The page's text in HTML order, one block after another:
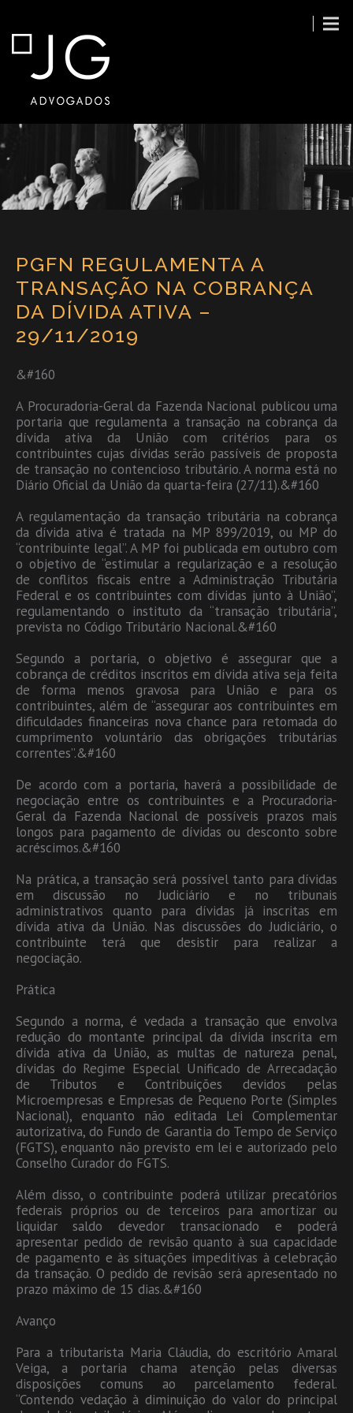
PGFN REGULAMENTA A
TRANSAÇÃO NA COBRANÇA
DA DÍVIDA ATIVA –
29/11/2019
&#160
A Procuradoria-Geral da Fazenda Nacional publicou uma
portaria que regulamenta a transação na cobrança da
dívida ativa da União com critérios para os
contribuintes cujas dívidas serão passíveis de proposta
de transação no contencioso tributário. A norma está no
Diário Oficial da União da quarta-feira (27/11).&#160
A regulamentação da transação tributária na cobrança
da dívida ativa é tratada na MP 899/2019, ou MP do
“contribuinte legal”. A MP foi publicada em outubro com
o objetivo de “estimular a regularização e a resolução
de conflitos fiscais entre a Administração Tributária
Federal e os contribuintes com dívidas junto à União”,
regulamentando o instituto da “transação tributária”,
prevista no Código Tributário Nacional.&#160
Segundo a portaria, o objetivo é assegurar que a
cobrança de créditos inscritos em dívida ativa seja feita
de forma menos gravosa para União e para os
contribuintes, além de “assegurar aos contribuintes em
dificuldades financeiras nova chance para retomada do
cumprimento voluntário das obrigações tributárias
correntes”.&#160
De acordo com a portaria, haverá a possibilidade de
negociação entre os contribuintes e a Procuradoria-
Geral da Fazenda Nacional de possíveis prazos mais
longos para pagamento de dívidas ou desconto sobre
acréscimos.&#160
Na prática, a transação será possível tanto para dívidas
em discussão no Judiciário e no tribunais
administrativos quanto para dívidas já inscritas em
dívida ativa da União. Nas discussões do Judiciário, o
contribuinte terá que desistir para realizar a
negociação.
Prática
Segundo a norma, é vedada a transação que envolva
redução do montante principal da dívida inscrita em
dívida ativa da União, as multas de natureza penal,
dívidas do Regime Especial Unificado de Arrecadação
de Tributos e Contribuições devidos pelas
Microempresas e Empresas de Pequeno Porte (Simples
Nacional), enquanto não editada Lei Complementar
autorizativa, do Fundo de Garantia do Tempo de Serviço
(FGTS), enquanto não previsto em lei e autorizado pelo
Conselho Curador do FGTS.
Além disso, o contribuinte poderá utilizar precatórios
federais próprios ou de terceiros para amortizar ou
liquidar saldo devedor transacionado e poderá
apresentar pedido de revisão quanto à sua capacidade
de pagamento e às situações impeditivas à celebração
da transação. O pedido de revisão será apresentado no
prazo máximo de 15 dias.&#160
Avanço
Para a tributarista Maria Cláudia, do escritório Amaral
Veiga, a portaria chama atenção pelas diversas
disposições comuns ao parcelamento federal.
“Contendo vedação à diminuição do valor do principal